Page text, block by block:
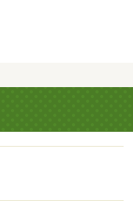
）、保証委託料：
トイレ別／バルコ
ヶ月／保証会社利